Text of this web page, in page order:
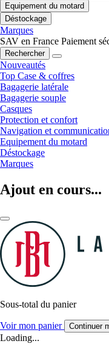
Equipement du motard
Déstockage
Marques
SAV en France Paiement
Rechercher
Nouveautés
Top Case & coffres
Bagagerie latérale
Bagagerie souple
Casques
Protection et confort
Navigation et
Equipement du motard
Déstockage
Marques
Ajout en cours...
Sous-total du panier
Voir mon panier Continuer
Loading...